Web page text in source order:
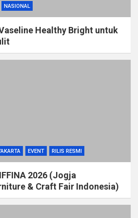
NASIONAL
Healthy Bright untuk
EVENT RILIS RESMI
2026 (Jogja
& Craft Fair Indonesia)